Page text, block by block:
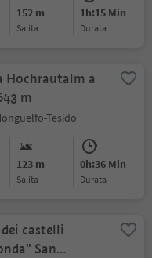
152 m
Salita
1h:15 Min
durata
Hochrautalm a
m
Tesido
123 m
Salita
0h:36 Min
durata
castelli
San